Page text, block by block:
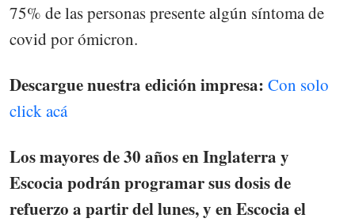
75% de las personas presente algún síntoma de
covid por ómicron.
Descargue nuestra edición impresa: Con solo
click acá
Los mayores de 30 años en Inglaterra y
Escocia podrán programar sus dosis de
refuerzo a partir del lunes, y en Escocia el